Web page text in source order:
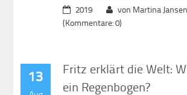
2019
von Martina Jansen
(Kommentare: 0)
13
Fritz erklärt die Welt:
ein Regenbogen?